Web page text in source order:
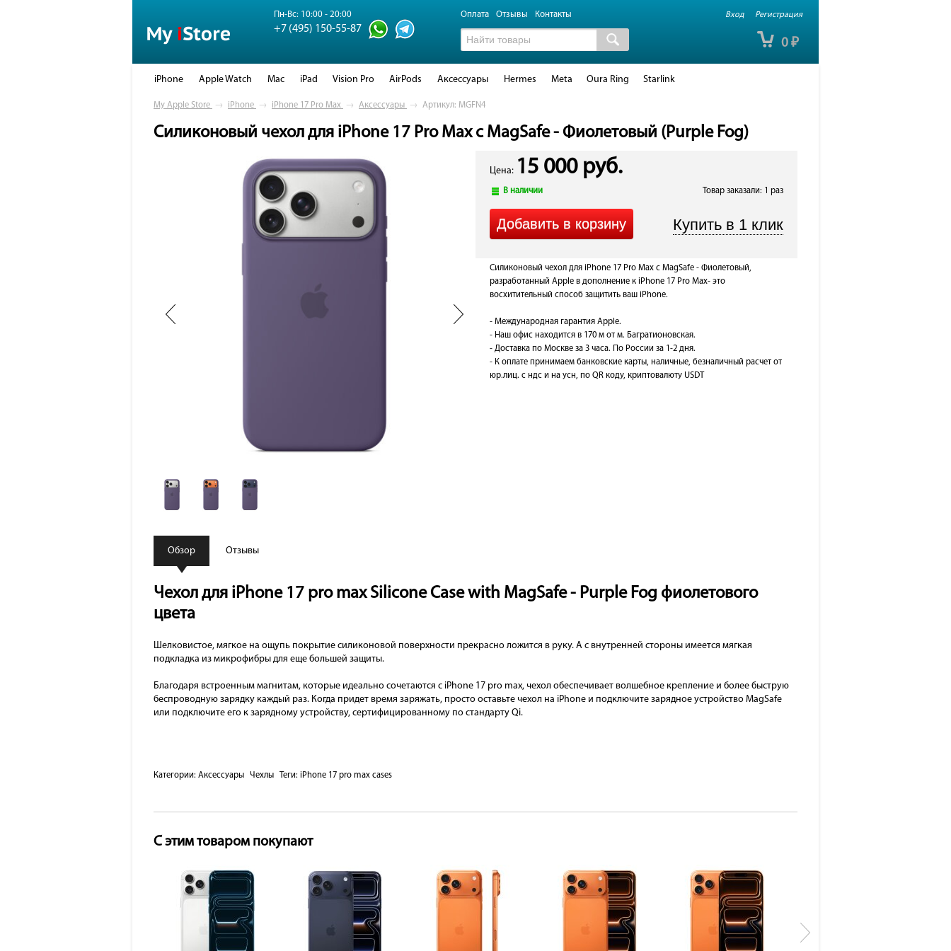
Вход Регистрация
Пн-Вс: 10:00 - 20:00
+7 (495) 150-55-87
Оплата Отзывы Контакты
0 ₽
iPhone Apple Watch Mac iPad Vision Pro AirPods Аксессуары Hermes Meta Oura Ring Starlink
My Apple Store → iPhone → iPhone 17 Pro Max → Аксессуары → Артикул: MGFN4
Силиконовый чехол для iPhone 17 Pro Max с MagSafe - Фиолетовый (Purple Fog)
Цена: 15 000 руб.
В наличии Товар заказали: 1 раз
Силиконовый чехол для iPhone 17 Pro Max с MagSafe - Фиолетовый,
разработанный Apple в дополнение к iPhone 17 Pro Max- это
восхитительный способ защитить ваш iPhone.
- Международная гарантия Apple.
- Наш офис находится в 170 м от м. Багратионовская.
- Доставка по Москве за 3 часа. По России за 1-2 дня.
- К оплате принимаем банковские карты, наличные, безналичный расчет от
юр.лиц. с ндс и на усн, по QR коду, криптовалюту USDT
Обзор Отзывы
Чехол для iPhone 17 pro max Silicone Case with MagSafe - Purple Fog фиолетового
цвета
Шелковистое, мягкое на ощупь покрытие силиконовой поверхности прекрасно ложится в руку. А с внутренней стороны имеется мягкая
подкладка из микрофибры для еще большей защиты.
Благодаря встроенным магнитам, которые идеально сочетаются с iPhone 17 pro max, чехол обеспечивает волшебное крепление и более быструю
беспроводную зарядку каждый раз. Когда придет время заряжать, просто оставьте чехол на iPhone и подключите зарядное устройство MagSafe
или подключите его к зарядному устройству, сертифицированному по стандарту Qi.
Категории: Аксессуары Чехлы Теги: iPhone 17 pro max cases
С этим товаром покупают